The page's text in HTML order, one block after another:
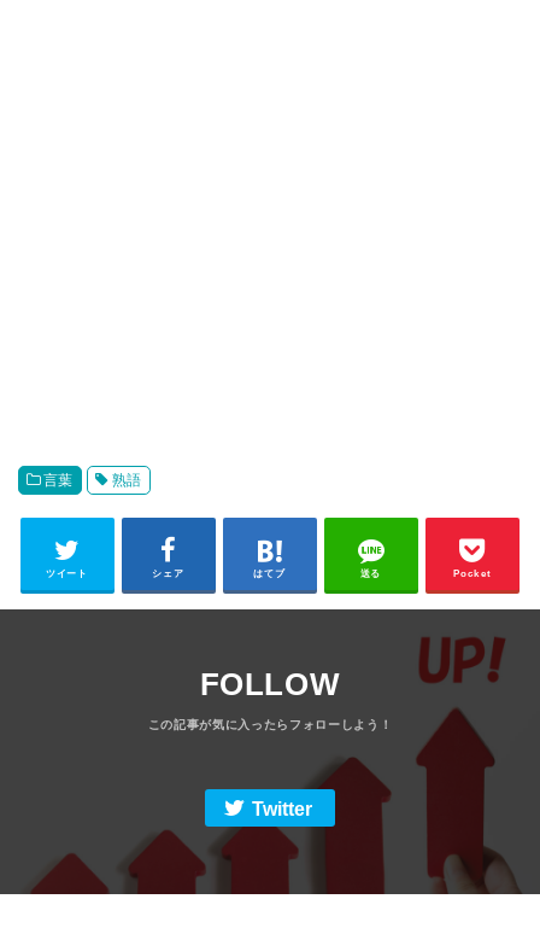
言葉 熟語
ツイート シェア はてブ 送る Pocket
FOLLOW
Twitter